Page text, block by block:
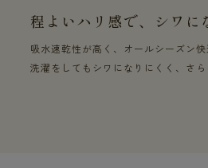
程よいハリ感で、シワに
吸水速乾性が高く、オールシーズン快
洗濯をしてもシワになりにくく、さら